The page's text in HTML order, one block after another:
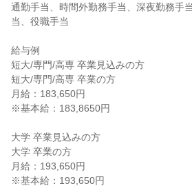
通勤手当、時間外勤務手当、深夜勤務手
当、役職手当
給与例
短大/専門/高専 卒業見込みの方
短大/専門/高専 卒業の方
月給：183,650円
※基本給：183,8650円
大学 卒業見込みの方
大学 卒業の方
月給：193,650円
※基本給：193,650円